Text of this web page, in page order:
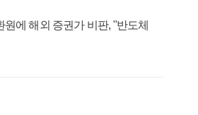
에 해외 증권가 비판, "반도체